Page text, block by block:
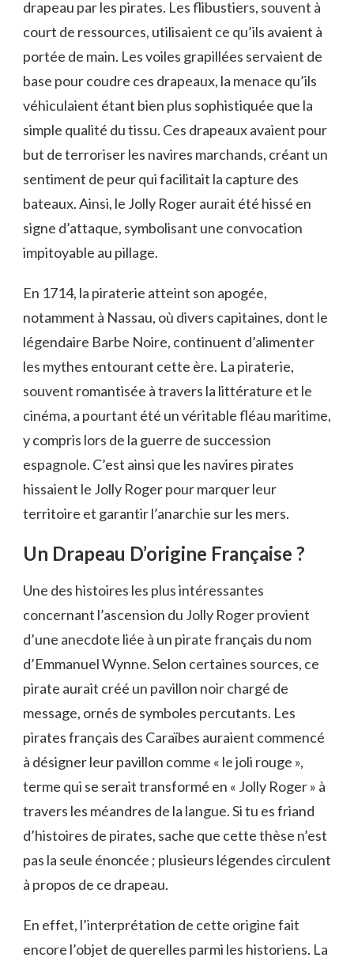
drapeau par les pirates. Les flibustiers, souvent à
court de ressources, utilisaient ce qu’ils avaient à
portée de main. Les voiles grapillées servaient de
base pour coudre ces drapeaux, la menace qu’ils
véhiculaient étant bien plus sophistiquée que la
simple qualité du tissu. Ces drapeaux avaient pour
but de terroriser les navires marchands, créant un
sentiment de peur qui facilitait la capture des
bateaux. Ainsi, le Jolly Roger aurait été hissé en
signe d’attaque, symbolisant une convocation
impitoyable au pillage.
En 1714, la piraterie atteint son apogée,
notamment à Nassau, où divers capitaines, dont le
légendaire Barbe Noire, continuent d’alimenter
les mythes entourant cette ère. La piraterie,
souvent romantisée à travers la littérature et le
cinéma, a pourtant été un véritable fléau maritime,
y compris lors de la guerre de succession
espagnole. C’est ainsi que les navires pirates
hissaient le Jolly Roger pour marquer leur
territoire et garantir l’anarchie sur les mers.
Un Drapeau D’origine Française ?
Une des histoires les plus intéressantes
concernant l’ascension du Jolly Roger provient
d’une anecdote liée à un pirate français du nom
d’Emmanuel Wynne. Selon certaines sources, ce
pirate aurait créé un pavillon noir chargé de
message, ornés de symboles percutants. Les
pirates français des Caraïbes auraient commencé
à désigner leur pavillon comme « le joli rouge »,
terme qui se serait transformé en « Jolly Roger » à
travers les méandres de la langue. Si tu es friand
d’histoires de pirates, sache que cette thèse n’est
pas la seule énoncée ; plusieurs légendes circulent
à propos de ce drapeau.
En effet, l’interprétation de cette origine fait
encore l’objet de querelles parmi les historiens. La